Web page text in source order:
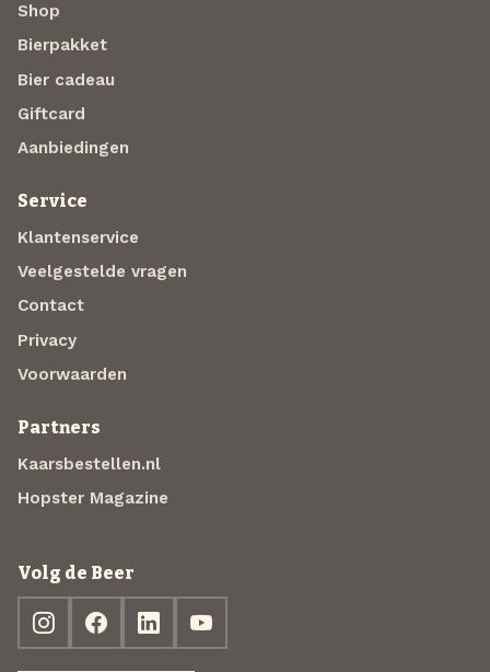
Shop
Bierpakket
Bier cadeau
Giftcard
Aanbiedingen
Service
Klantenservice
Veelgestelde vragen
Contact
Privacy
Voorwaarden
Partners
Kaarsbestellen.nl
Hopster Magazine
Volg de Beer